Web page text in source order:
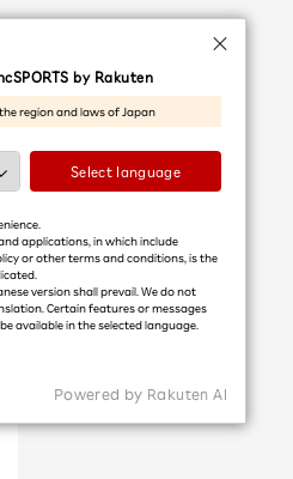
日本語
English
한국어
by Rakuten
region and laws of Japan
Select language
applications, in which include
or other terms and conditions, is the
version shall prevail. We do not
Certain features or messages
available in the selected language.​
Powered by Rakuten Al